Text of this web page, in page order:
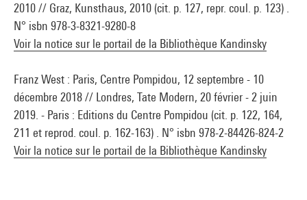
2010 // Graz, Kunsthaus, 2010 (cit. p. 127, repr. coul. p. 123) .
N° isbn 978-3-8321-9280-8
Voir la notice sur le portail de la Bibliothèque Kandinsky
Franz West : Paris, Centre Pompidou, 12 septembre - 10
décembre 2018 // Londres, Tate Modern, 20 février - 2 juin
2019. - Paris : Editions du Centre Pompidou (cit. p. 122, 164,
211 et reprod. coul. p. 162-163) . N° isbn 978-2-84426-824-2
Voir la notice sur le portail de la Bibliothèque Kandinsky